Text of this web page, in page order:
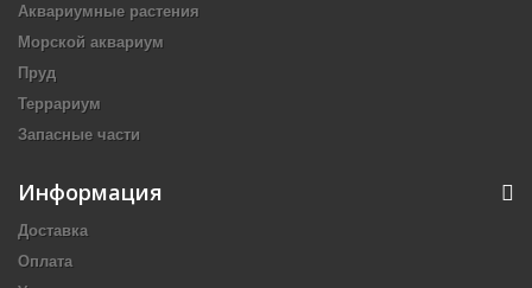
Аквариумные растения
Морской аквариум
Пруд
Террариум
Запасные части
Информация
Доставка
Оплата